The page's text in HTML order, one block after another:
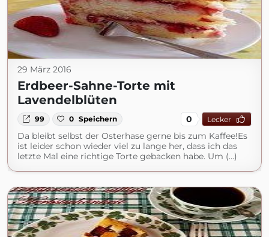
29 März 2016
Erdbeer-Sahne-Torte mit
Lavendelblüten
99 0 Speichern 0 Lecker
Da bleibt selbst der Osterhase gerne bis zum Kaffee!Es
ist leider schon wieder viel zu lange her, dass ich das
letzte Mal eine richtige Torte gebacken habe. Um (...)